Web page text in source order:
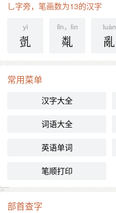
乚字旁，笔画数为13的汉字
yì
亄
lǐn，lìn
亃
luàn
亂
常用菜单
汉字大全
词语大全
英语单词
笔顺打印
部首查字